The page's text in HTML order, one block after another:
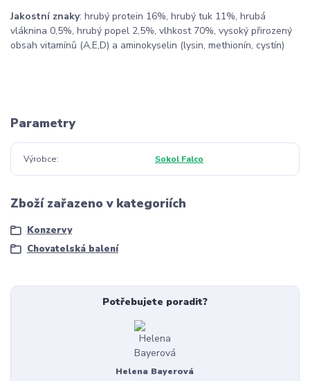
Jakostní znaky: hrubý protein 16%, hrubý tuk 11%, hrubá
vláknina 0,5%, hrubý popel 2,5%, vlhkost 70%, vysoký přirozený
obsah vitamínů (A,E,D) a aminokyselin (lysin, methionín, cystín)
Parametry
Výrobce Sokol Falco
Zboží zařazeno v kategoriích
Konzervy
Chovatelská balení
Potřebujete poradit?
Helena Bayerová